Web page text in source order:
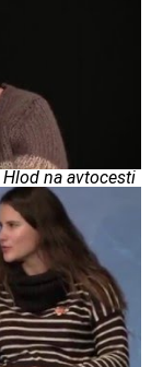
Hlod na avtocesti